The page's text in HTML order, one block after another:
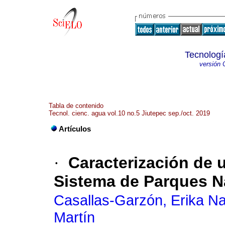
versión
Tabla de contenido
Tecnol. cienc. agua vol.10 no.5 Jiutepec sep./oct. 2019
Artículos
·
Caracterización de
Sistema de Parques
Casallas-Garzón, Erika
Martín